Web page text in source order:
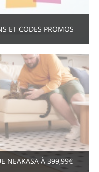
ET CODES PROMOS
NEAKASA À 399,99€